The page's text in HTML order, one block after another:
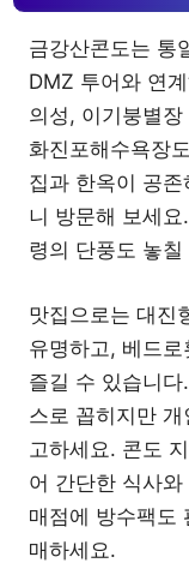
금강산콘도는 통
DMZ 투어와 연
의성, 이기붕별
화진포해수욕장
집과 한옥이 공
니 방문해 보세
령의 단풍도 놓
맛집으로는 대진
유명하고, 베드
즐길 수 있습니
스로 꼽히지만
고하세요. 콘도
어 간단한 식사
매점에 방수팩도
매하세요.